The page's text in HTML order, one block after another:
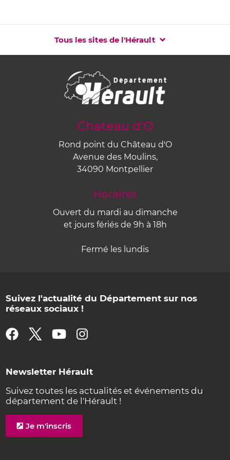
Tous les sites de l'Hérault
Chateau d'O
Rond point du Château d'O
Avenue des Moulins,
34090 Montpellier
Horaires
Ouvert du mardi au dimanche
et jours fériés de 9h à 18h
Fermé les lundis
Suivez l'actualité du Département sur nos
réseaux sociaux !
Newsletter Hérault
Suivez toutes les actualités et événements du
département de l'Hérault !
Je m'inscris